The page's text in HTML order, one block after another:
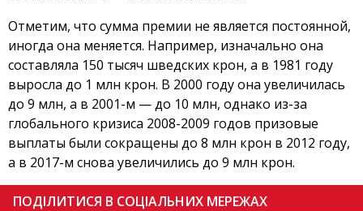
Отметим, что сумма премии не является постоянной,
иногда она меняется. Например, изначально она
составляла 150 тысяч шведских крон, а в 1981 году
выросла до 1 млн крон. В 2000 году она увеличилась
до 9 млн, а в 2001-м — до 10 млн, однако из-за
глобального кризиса 2008-2009 годов призовые
выплаты были сокращены до 8 млн крон в 2012 году,
а в 2017-м снова увеличились до 9 млн крон.
ПОДІЛИТИСЯ В СОЦІАЛЬНИХ МЕРЕЖАХ